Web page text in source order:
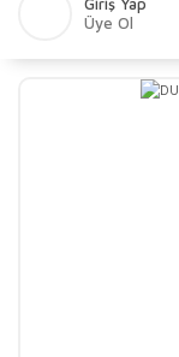
Üye Ol